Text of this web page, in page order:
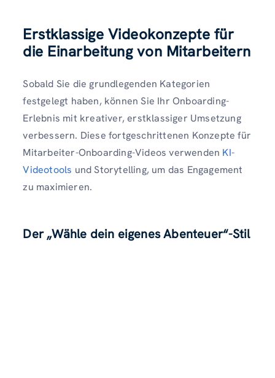
Erstklassige Videokonzepte für
die Einarbeitung von Mitarbeitern
Sobald Sie die grundlegenden Kategorien
festgelegt haben, können Sie Ihr Onboarding-
Erlebnis mit kreativer, erstklassiger Umsetzung
verbessern. Diese fortgeschrittenen Konzepte für
Mitarbeiter-Onboarding-Videos verwenden KI-
Videotools und Storytelling, um das Engagement
zu maximieren.
Der „Wähle dein eigenes Abenteuer“-Stil